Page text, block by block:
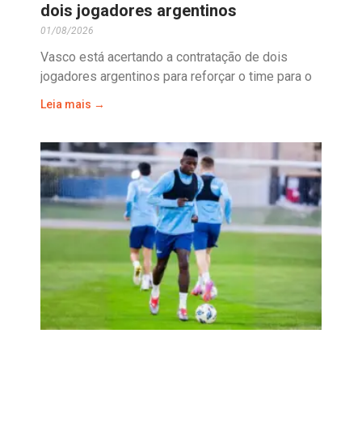
dois jogadores argentinos
01/08/2026
Vasco está acertando a contratação de dois
jogadores argentinos para reforçar o time para o
Leia mais →